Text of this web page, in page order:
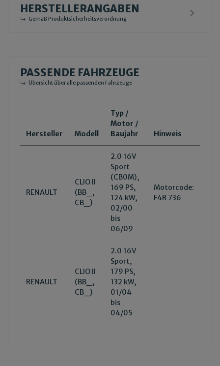
HERSTELLERANGABEN
Gemäß Produktsicherheitsverordnung
PASSENDE FAHRZEUGE
Übersicht über alle passenden Fahrzeuge
Hersteller Modell
Typ /
Motor /
Baujahr
Hinweis
RENAULT
CLIO II
(BB_,
CB_)
2.0 16V
Sport
(CB0M),
169 PS,
124 kW,
02/00
bis
06/09
Motorcode:
F4R 736
RENAULT
CLIO II
(BB_,
CB_)
2.0 16V
Sport,
179 PS,
132 kW,
01/04
bis
04/05